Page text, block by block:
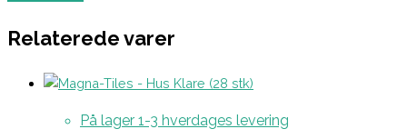
Relaterede varer
På lager 1-3 hverdages levering